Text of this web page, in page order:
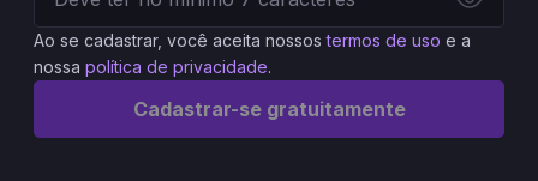
Ao se cadastrar, você aceita nossos termos de uso e a
nossa política de privacidade.
Cadastrar-se gratuitamente